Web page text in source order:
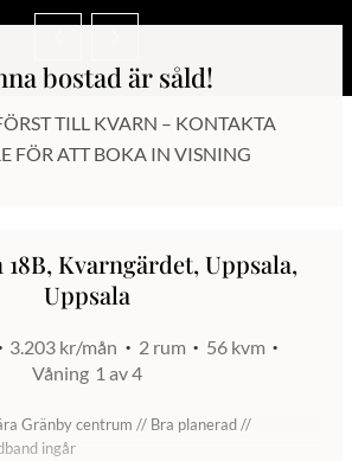
bostad är såld!
TILL KVARN – KONTAKTA
FÖR ATT BOKA IN VISNING
Kvarngärdet, Uppsala,
Uppsala
3.203 kr/mån 2 rum
56 kvm
Våning 1 av 4
Gränby centrum // Bra planerad //
ingår